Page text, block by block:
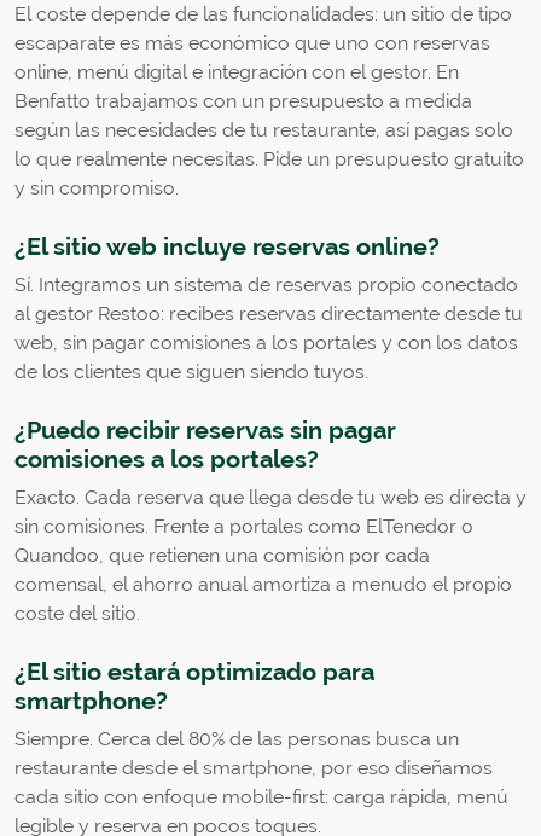
El coste depende de las funcionalidades: un sitio de tipo
escaparate es más económico que uno con reservas
online, menú digital e integración con el gestor. En
Benfatto trabajamos con un presupuesto a medida
según las necesidades de tu restaurante, así pagas solo
lo que realmente necesitas. Pide un presupuesto gratuito
y sin compromiso.
¿El sitio web incluye reservas online?
Sí. Integramos un sistema de reservas propio conectado
al gestor Restoo: recibes reservas directamente desde tu
web, sin pagar comisiones a los portales y con los datos
de los clientes que siguen siendo tuyos.
¿Puedo recibir reservas sin pagar
comisiones a los portales?
Exacto. Cada reserva que llega desde tu web es directa y
sin comisiones. Frente a portales como ElTenedor o
Quandoo, que retienen una comisión por cada
comensal, el ahorro anual amortiza a menudo el propio
coste del sitio.
¿El sitio estará optimizado para
smartphone?
Siempre. Cerca del 80% de las personas busca un
restaurante desde el smartphone, por eso diseñamos
cada sitio con enfoque mobile-first: carga rápida, menú
legible y reserva en pocos toques.